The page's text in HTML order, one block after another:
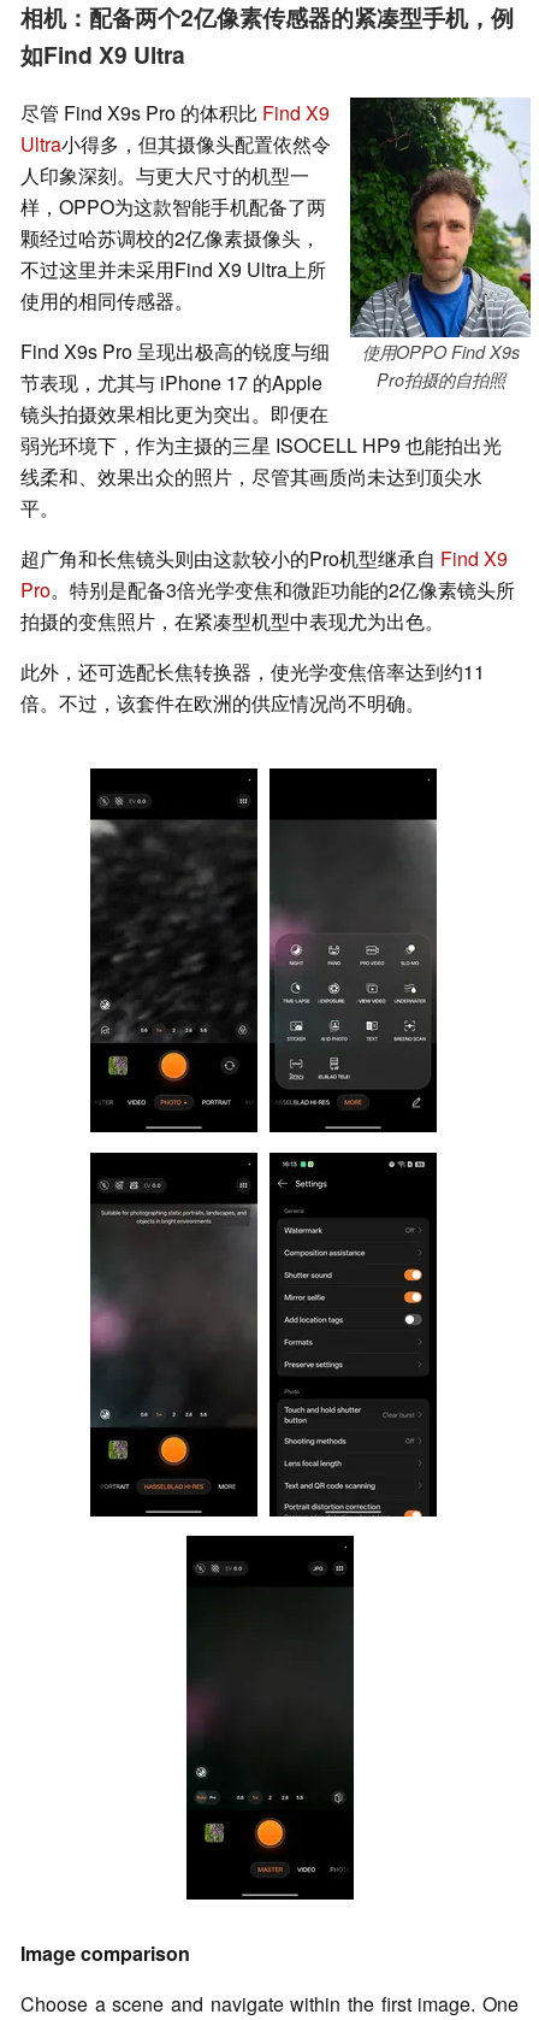
相机：配备两个2亿像素传感器的紧凑型手机，例
如Find X9 Ultra
使用OPPO Find X9s
Pro拍摄的自拍照
尽管 Find X9s Pro 的体积比 Find X9
Ultra小得多，但其摄像头配置依然令
人印象深刻。与更大尺寸的机型一
样，OPPO为这款智能手机配备了两
颗经过哈苏调校的2亿像素摄像头，
不过这里并未采用Find X9 Ultra上所
使用的相同传感器。
Find X9s Pro 呈现出极高的锐度与细
节表现，尤其与 iPhone 17 的Apple
镜头拍摄效果相比更为突出。即便在
弱光环境下，作为主摄的三星 ISOCELL HP9 也能拍出光
线柔和、效果出众的照片，尽管其画质尚未达到顶尖水
平。
超广角和长焦镜头则由这款较小的Pro机型继承自 Find X9
Pro。特别是配备3倍光学变焦和微距功能的2亿像素镜头所
拍摄的变焦照片，在紧凑型机型中表现尤为出色。
此外，还可选配长焦转换器，使光学变焦倍率达到约11
倍。不过，该套件在欧洲的供应情况尚不明确。
Image comparison
Choose a scene and navigate within the first image. One